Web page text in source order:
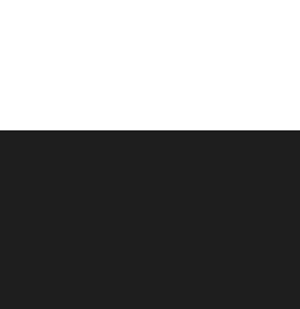
送至您的手機門號！
於 10 分鐘內填寫認證碼。